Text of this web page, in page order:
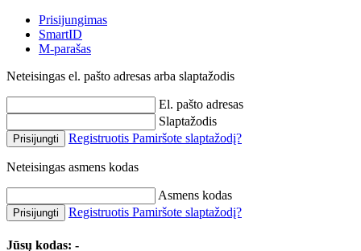
Prisijungimas
SmartID
M-parašas
Neteisingas el. pašto adresas arba slaptažodis
El. pašto adresas
Slaptažodis
Prisijungti Registruotis Pamiršote slaptažodį?
Neteisingas asmens kodas
Asmens kodas
Prisijungti Registruotis Pamiršote slaptažodį?
Jūsų kodas: -